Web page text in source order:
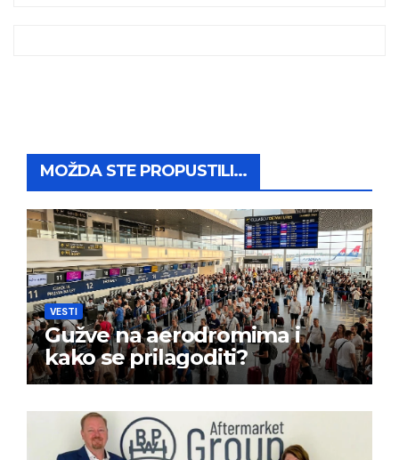
MOŽDA STE PROPUSTILI...
VESTI
Gužve na aerodromima i
kako se prilagoditi?